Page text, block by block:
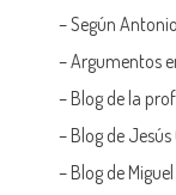
– Según
–Argumentos
– Blog de la
– Blog de
– Blog de